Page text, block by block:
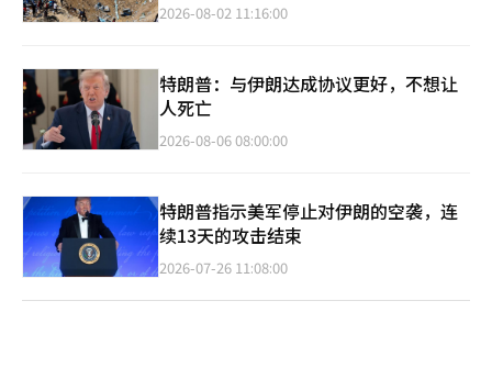
2026-08-02 11:16:00
特朗普：与伊朗达成协议更好，不想让
人死亡
2026-08-06 08:00:00
特朗普指示美军停止对伊朗的空袭，连
续13天的攻击结束
2026-07-26 11:08:00